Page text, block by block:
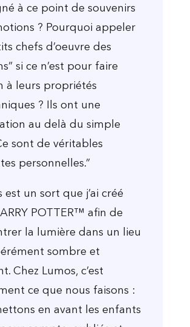
à ce point de souvenirs
? Pourquoi appeler
chefs d’oeuvre des
si ce n’est pour faire
à leurs propriétés
? Ils ont une
au delà du simple
sont de véritables
personnelles.”
est un sort que j’ai créé
POTTER™ afin de
la lumière dans un lieu
sombre et
Chez Lumos, c’est
ce que nous faisons :
en avant les enfants